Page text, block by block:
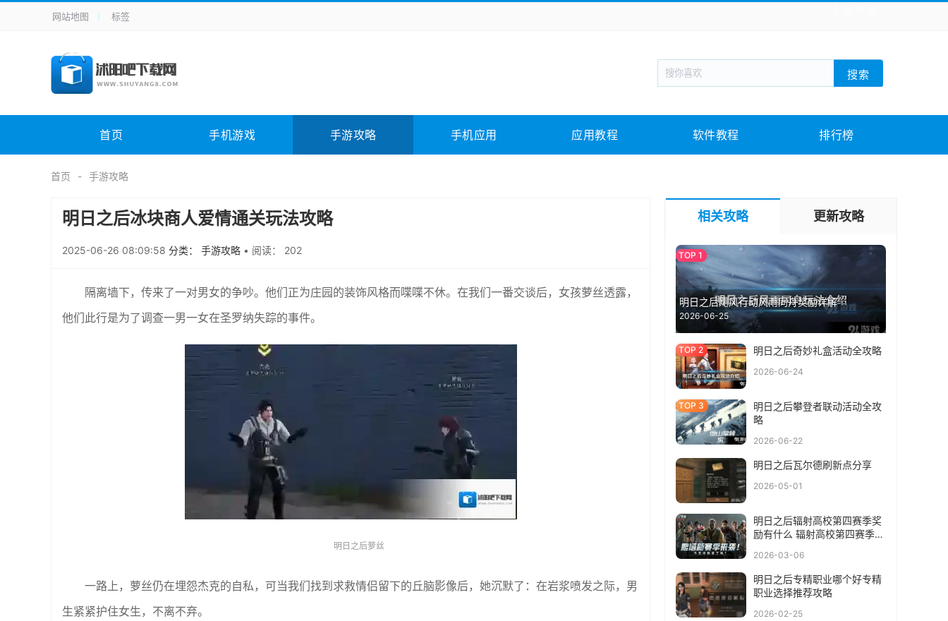
手机应用 新闻阅读 旅游出行 生活实用
手机游戏 H5游戏 回合网游 战棋游戏 枪战射击
电脑软件 其它类别 图形软件 安全相关 应用软件 影音软件 插件下载 教育教学 游戏娱乐 系统软件 素材下载
未分类 综合其它
网站地图 标签
搜索
首页 手机游戏 手游攻略 手机应用 应用教程 软件教程 排行榜
首页 手游攻略
明日之后冰块商人爱情通关玩法攻略
2025-06-26 08:09:58 分类： 手游攻略 • 阅读： 202
隔离墙下，传来了一对男女的争吵。他们正为庄园的装饰风格而喋喋不休。在我们一番交谈后，女孩萝丝透露，
他们此行是为了调查一男一女在圣罗纳失踪的事件。
明日之后萝丝
一路上，萝丝仍在埋怨杰克的自私，可当我们找到求救情侣留下的丘脑影像后，她沉默了：在岩浆喷发之际，男
生紧紧护住女生，不离不弃。
相关攻略 更新攻略
明日之后飓风行动风雨同舟奖励详解
2026-06-25
明日之后奇妙礼盒活动全攻略
2026-06-24
明日之后攀登者联动活动全攻
略
2026-06-22
明日之后瓦尔德刷新点分享
2026-05-01
明日之后辐射高校第四赛季奖
励有什么 辐射高校第四赛季奖
2026-03-06
明日之后专精职业哪个好专精
职业选择推荐攻略
2026-02-25